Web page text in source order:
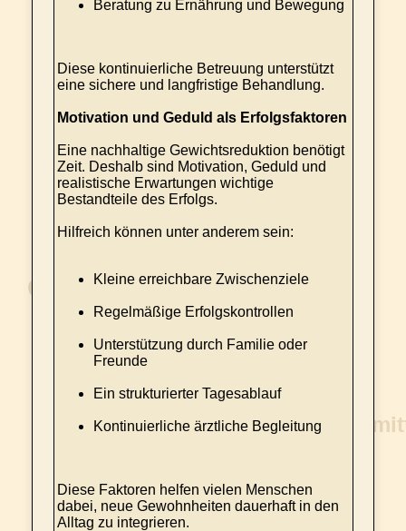
Beratung zu Ernährung und Bewegung
Diese kontinuierliche Betreuung unterstützt
eine sichere und langfristige Behandlung.
Motivation und Geduld als Erfolgsfaktoren
Eine nachhaltige Gewichtsreduktion benötigt
Zeit. Deshalb sind Motivation, Geduld und
realistische Erwartungen wichtige
Bestandteile des Erfolgs.
Hilfreich können unter anderem sein:
Kleine erreichbare Zwischenziele
Regelmäßige Erfolgskontrollen
Unterstützung durch Familie oder
Freunde
Ein strukturierter Tagesablauf
Kontinuierliche ärztliche Begleitung
Diese Faktoren helfen vielen Menschen
dabei, neue Gewohnheiten dauerhaft in den
Alltag zu integrieren.